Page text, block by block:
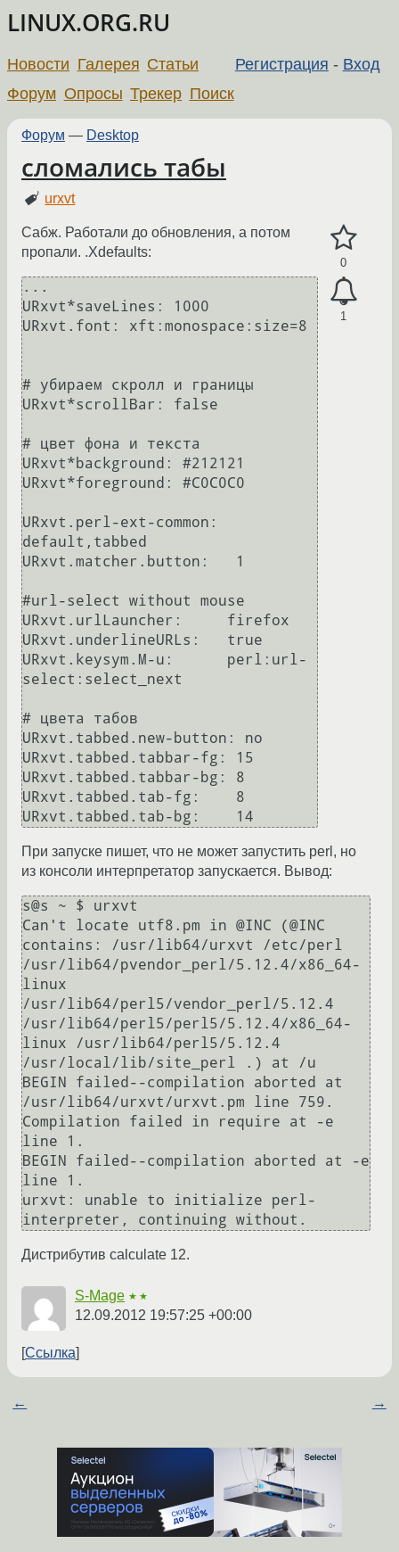
LINUX.ORG.RU
Регистрация - Вход
Новости Галерея Статьи
Форум Опросы Трекер Поиск
Форум — Desktop
сломались табы
urxvt
0
1
Сабж. Работали до обновления, а потом
пропали. .Xdefaults:
...
URxvt*saveLines: 1000
URxvt.font: xft:monospace:size=8
# убираем скролл и границы
URxvt*scrollBar: false
# цвет фона и текста
URxvt*background: #212121
URxvt*foreground: #C0C0C0
URxvt.perl-ext-common:
default,tabbed
URxvt.matcher.button:   1
#url-select without mouse
URxvt.urlLauncher:     firefox
URxvt.underlineURLs:   true
URxvt.keysym.M-u:      perl:url-
select:select_next
# цвета табов
URxvt.tabbed.new-button: no
URxvt.tabbed.tabbar-fg: 15
URxvt.tabbed.tabbar-bg: 8
URxvt.tabbed.tab-fg:    8
При запуске пишет, что не может запустить perl, но
из консоли интерпретатор запускается. Вывод:
s@s ~ $ urxvt
Can't locate utf8.pm in @INC (@INC
contains: /usr/lib64/urxvt /etc/perl
/usr/lib64/pvendor_perl/5.12.4/x86_64-
linux
/usr/lib64/perl5/vendor_perl/5.12.4
/usr/lib64/perl5/perl5/5.12.4/x86_64-
linux /usr/lib64/perl5/5.12.4
/usr/local/lib/site_perl .) at /u
BEGIN failed--compilation aborted at
/usr/lib64/urxvt/urxvt.pm line 759.
Compilation failed in require at -e
line 1.
BEGIN failed--compilation aborted at -e
line 1.
urxvt: unable to initialize perl-
Дистрибутив calculate 12.
S-Mage ★★
12.09.2012 19:57:25 +00:00
Ссылка
← →